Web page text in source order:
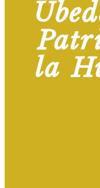
la